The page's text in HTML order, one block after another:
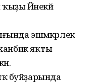
Йәнекәй
эшмәкәрлек
яҡты
буйҙарында